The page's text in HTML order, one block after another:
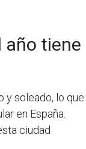
año tiene
y soleado, lo que
en España.
ciudad